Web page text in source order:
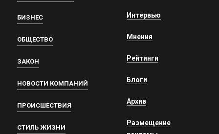
БИЗНЕС
ОБЩЕСТВО
ЗАКОН
НОВОСТИ КОМПАНИЙ
ПРОИСШЕСТВИЯ
СТИЛЬ ЖИЗНИ
Интервью
Мнения
Рейтинги
Блоги
Архив
Размещение